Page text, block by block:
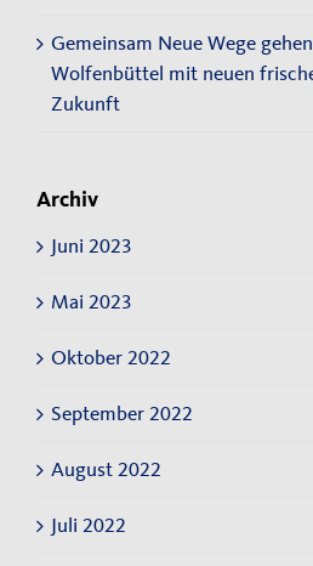
Gemeinsam Neue Wege
Wolfenbüttel mit neuen
Zukunft
Archiv
Juni 2023
Mai 2023
Oktober 2022
September 2022
August 2022
Juli 2022